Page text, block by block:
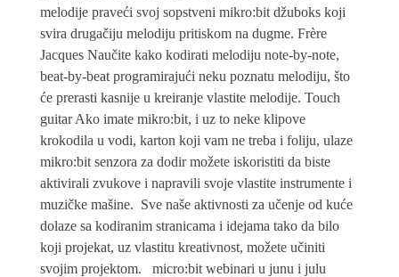
melodije praveći svoj sopstveni mikro:bit džuboks koji
svira drugačiju melodiju pritiskom na dugme. Frère
Jacques Naučite kako kodirati melodiju note-by-note,
beat-by-beat programirajući neku poznatu melodiju, što
će prerasti kasnije u kreiranje vlastite melodije. Touch
guitar Ako imate mikro:bit, i uz to neke klipove
krokodila u vodi, karton koji vam ne treba i foliju, ulaze
mikro:bit senzora za dodir možete iskoristiti da biste
aktivirali zvukove i napravili svoje vlastite instrumente i
muzičke mašine. Sve naše aktivnosti za učenje od kuće
dolaze sa kodiranim stranicama i idejama tako da bilo
koji projekat, uz vlastitu kreativnost, možete učiniti
svojim projektom. micro:bit webinari u junu i julu